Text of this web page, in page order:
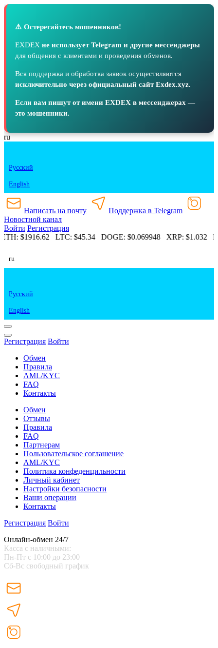
⚠️ Остерегайтесь мошенников!
EXDEX не использует Telegram и другие мессенджеры
для общения с клиентами и проведения обменов.
Вся поддержка и обработка заявок осуществляются
исключительно через официальный сайт Exdex.xyz.
Если вам пишут от имени EXDEX в мессенджерах —
это мошенники.
ru
Русский
English
Написать на почту
Поддержка в Telegram
Новостной канал
Войти Регистрация
$1916.62 LTC:$45.34 DOGE:$0.069948 XRP:$1.032
ru
Русский
English
Регистрация Войти
Обмен
Правила
AML/KYC
FAQ
Контакты
Обмен
Отзывы
Правила
FAQ
Партнерам
Пользовательское соглашение
AML/KYC
Политика конфеденцильности
Личный кабинет
Настройки безопасности
Ваши операции
Контакты
Регистрация Войти
Онлайн-обмен 24/7
Касса с наличными:
Пн-Пт с 10:00 до 23:00
Сб-Вс свободный график